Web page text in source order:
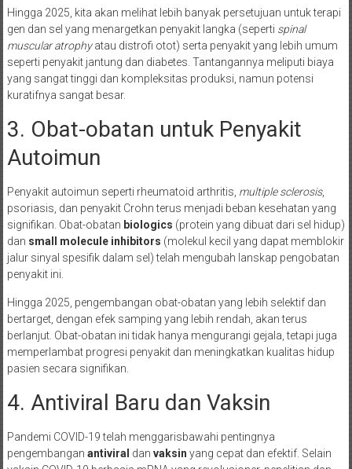
Hingga 2025, kita akan melihat lebih banyak persetujuan untuk terapi
gen dan sel yang menargetkan penyakit langka (seperti spinal
muscular atrophyatau distrofi otot) serta penyakit yang lebih umum
seperti penyakit jantung dan diabetes. Tantangannya meliputi biaya
yang sangat tinggi dan kompleksitas produksi, namun potensi
kuratifnya sangat besar.
3. Obat-obatan untuk Penyakit
Autoimun
Penyakit autoimun seperti rheumatoid arthritis, multiple sclerosis,
psoriasis, dan penyakit Crohn terus menjadi beban kesehatan yang
signifikan. Obat-obatan biologics (protein yang dibuat dari sel hidup)
dan small molecule inhibitors (molekul kecil yang dapat memblokir
jalur sinyal spesifik dalam sel) telah mengubah lanskap pengobatan
penyakit ini.
Hingga 2025, pengembangan obat-obatan yang lebih selektif dan
bertarget, dengan efek samping yang lebih rendah, akan terus
berlanjut. Obat-obatan ini tidak hanya mengurangi gejala, tetapi juga
memperlambat progresi penyakit dan meningkatkan kualitas hidup
pasien secara signifikan.
4. Antiviral Baru dan Vaksin
Pandemi COVID-19 telah menggarisbawahi pentingnya
pengembangan antiviral dan vaksin yang cepat dan efektif. Selain